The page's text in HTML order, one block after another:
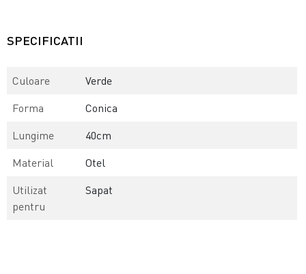
SPECIFICATII
Culoare
Verde
Forma
Conica
Lungime
40cm
Material
Otel
Utilizat
pentru
Sapat